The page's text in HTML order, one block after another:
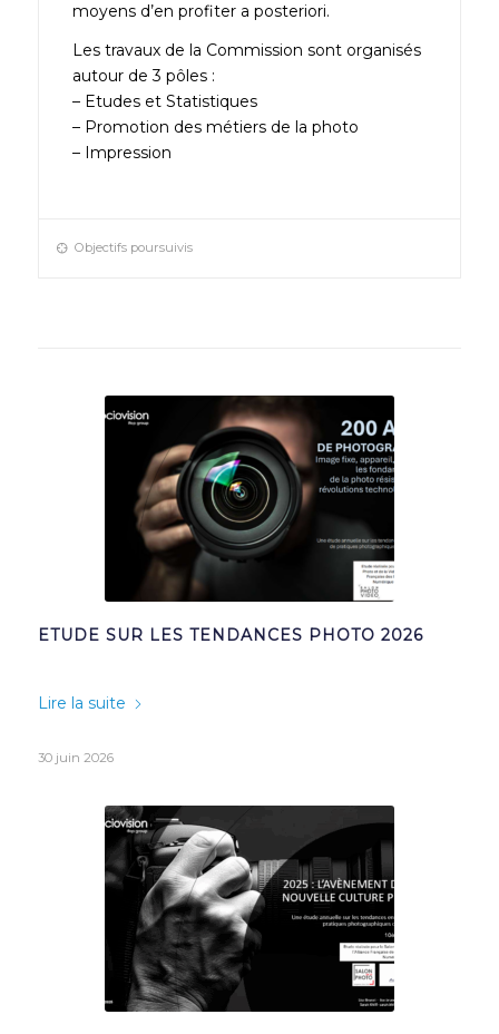
moyens d’en profiter a posteriori.
Les travaux de la Commission sont organisés
autour de 3 pôles :
– Etudes et Statistiques
– Promotion des métiers de la photo
– Impression
Objectifs poursuivis
ETUDE SUR LES TENDANCES PHOTO 2026
Lire la suite
30 juin 2026